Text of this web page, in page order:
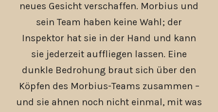
neues Gesicht verschaffen. Morbius und
sein Team haben keine Wahl; der
Inspektor hat sie in der Hand und kann
sie jederzeit auffliegen lassen. Eine
dunkle Bedrohung braut sich über den
Köpfen des Morbius-Teams zusammen –
und sie ahnen noch nicht einmal, mit was